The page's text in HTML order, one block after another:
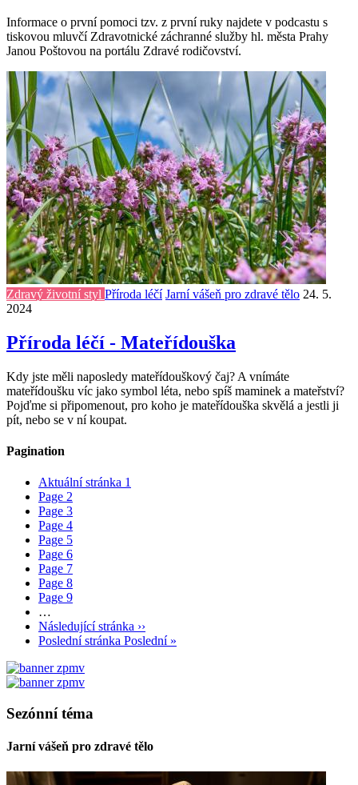
Informace o první pomoci tzv. z první ruky najdete v podcastu s
tiskovou mluvčí Zdravotnické záchranné služby hl. města Prahy
Janou Poštovou na portálu Zdravé rodičovství.
Zdravý životní styl Příroda léčí Jarní vášeň pro zdravé tělo 24. 5.
2024
Příroda léčí - Mateřídouška
Kdy jste měli naposledy mateřídouškový čaj? A vnímáte
mateřídoušku víc jako symbol léta, nebo spíš maminek a mateřství?
Pojďme si připomenout, pro koho je mateřídouška skvělá a jestli ji
pít, nebo se v ní koupat.
Pagination
Aktuální stránka 1
Page 2
Page 3
Page 4
Page 5
Page 6
Page 7
Page 8
Page 9
…
Následující stránka ››
Poslední stránka Poslední »
Sezónní téma
Jarní vášeň pro zdravé tělo